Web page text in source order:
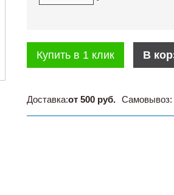
В
Купить в 1 клик
Доставка:от 500 руб. Самовывоз: